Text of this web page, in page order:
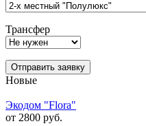
Трансфер
Отправить заявку
Новые
Экодом "Flora"
от 2800 руб.